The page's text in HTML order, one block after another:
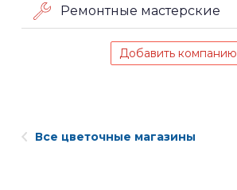
Ремонтные мастерские
Добавить компанию
Все цветочные магазины